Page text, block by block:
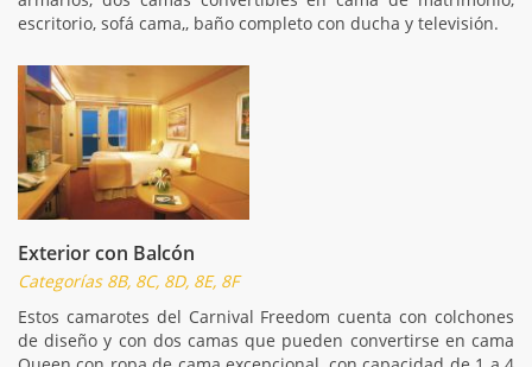
escritorio, sofá cama,, baño completo con ducha y televisión.
Exterior con Balcón
Categorías 8B, 8C, 8D, 8E, 8F
Estos camarotes del Carnival Freedom cuenta con colchones
de diseño y con dos camas que pueden convertirse en cama